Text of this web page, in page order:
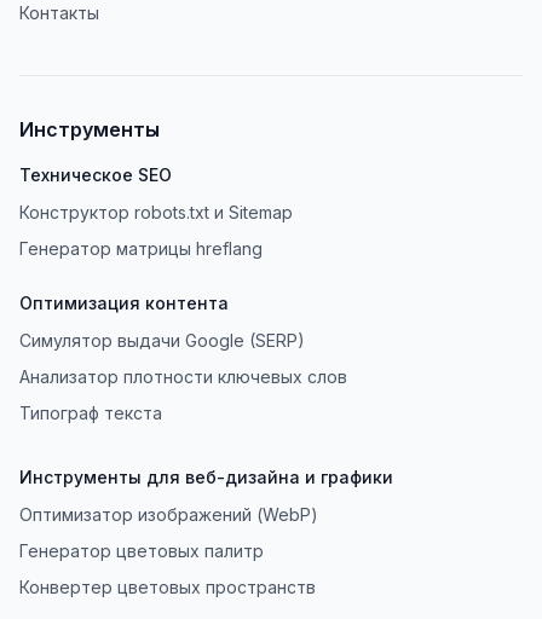
Контакты
Инструменты
Техническое SEO
Конструктор robots.txt и Sitemap
Генератор матрицы hreflang
Оптимизация контента
Симулятор выдачи Google (SERP)
Анализатор плотности ключевых слов
Типограф текста
Инструменты для веб-дизайна и графики
Оптимизатор изображений (WebP)
Генератор цветовых палитр
Конвертер цветовых пространств